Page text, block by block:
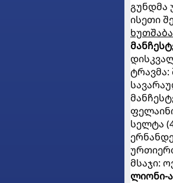
გუნდმა
ისეთი
ტრავმა:
სელტა
მსაჯი:
ლიონი-